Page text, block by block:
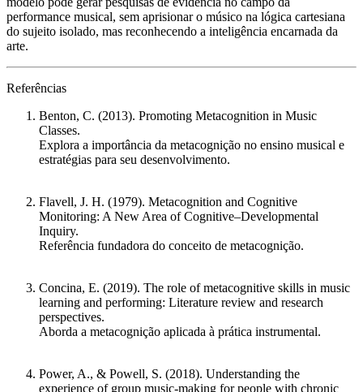
performance musical, sem aprisionar o músico na lógica cartesiana
do sujeito isolado, mas reconhecendo a inteligência encarnada da
arte.
Referências
Benton, C. (2013). Promoting Metacognition in Music
Classes.
Explora a importância da metacognição no ensino musical e
estratégias para seu desenvolvimento.
Flavell, J. H. (1979). Metacognition and Cognitive
Monitoring: A New Area of Cognitive–Developmental
Inquiry.
Referência fundadora do conceito de metacognição.
Concina, E. (2019). The role of metacognitive skills in music
learning and performing: Literature review and research
perspectives.
Aborda a metacognição aplicada à prática instrumental.
Power, A., & Powell, S. (2018). Understanding the
experience of group music-making for people with chronic